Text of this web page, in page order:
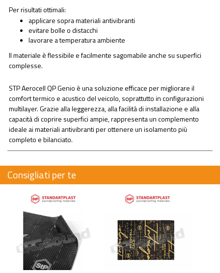
Per risultati ottimali:
applicare sopra materiali antivibranti
evitare bolle o distacchi
lavorare a temperatura ambiente
Il materiale è flessibile e facilmente sagomabile anche su superfici
complesse.
STP Aerocell QP Genio è una soluzione efficace per migliorare il
comfort termico e acustico del veicolo, soprattutto in configurazioni
multilayer. Grazie alla leggerezza, alla facilità di installazione e alla
capacità di coprire superfici ampie, rappresenta un complemento
ideale ai materiali antivibranti per ottenere un isolamento più
completo e bilanciato.
Consigliati per te